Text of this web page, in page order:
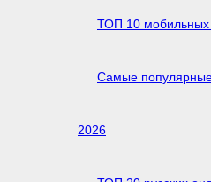
ТОП 10 мобильных
Самые
2026